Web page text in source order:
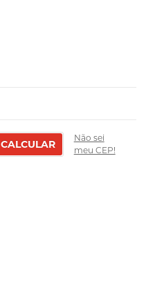
CALCULAR
Não sei
meu CEP!